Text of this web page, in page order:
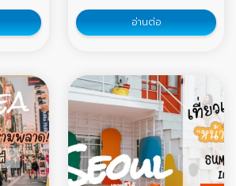
เที่ยวทางวัฒนธรรมที่เป็น
เอกลักษณ์ของเกาหลีที่น่าสนใจ
อ่านต่อ